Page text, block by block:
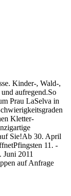
Kinder-, Wald-,
aufregend.So
Prau LaSelva in
Kletter-
Sie!Ab 30. April
11. -
2011
auf Anfrage